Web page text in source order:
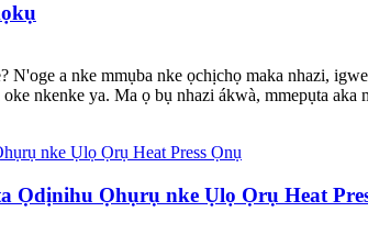
a nke mmụba nke ọchịchọ maka nhazi,
nkenke ya. Ma ọ bụ nhazi ákwà, mmepụta aka
Ọdịnihu Ọhụrụ nke Ụlọ Ọrụ Heat